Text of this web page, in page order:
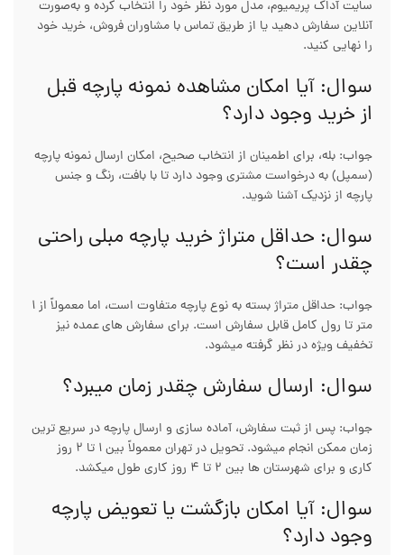
سایت آداک پریمیوم، مدل مورد نظر خود را انتخاب کرده و به‌صورت
آنلاین سفارش دهید یا از طریق تماس با مشاوران فروش، خرید خود
را نهایی کنید.
سوال: آیا امکان مشاهده نمونه پارچه قبل
از خرید وجود دارد؟
جواب: بله، برای اطمینان از انتخاب صحیح، امکان ارسال نمونه پارچه
(سمپل) به درخواست مشتری وجود دارد تا با بافت، رنگ و جنس
پارچه از نزدیک آشنا شوید.
سوال: حداقل متراژ خرید پارچه مبلی راحتی
چقدر است؟
جواب: حداقل متراژ بسته به نوع پارچه متفاوت است، اما معمولاً از ۱
متر تا رول کامل قابل سفارش است. برای سفارش‌ های عمده نیز
تخفیف ویژه در نظر گرفته میشود.
سوال: ارسال سفارش چقدر زمان میبرد؟
جواب: پس از ثبت سفارش، آماده‌ سازی و ارسال پارچه در سریع‌ ترین
زمان ممکن انجام میشود. تحویل در تهران معمولاً بین ۱ تا ۲ روز
کاری و برای شهرستان‌ ها بین ۲ تا ۴ روز کاری طول میکشد.
سوال: آیا امکان بازگشت یا تعویض پارچه
وجود دارد؟